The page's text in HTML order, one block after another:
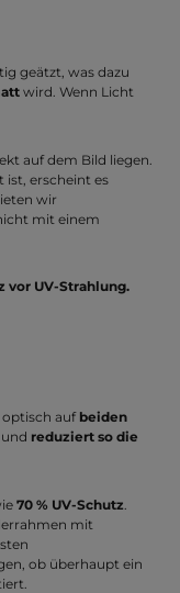
geätzt, was dazu
wird. Wenn Licht
auf dem Bild liegen.
ist, erscheint es
wir
mit einem
vor UV-Strahlung.
optisch aufbeiden
reduziert so die
70 % UV-Schutz
mit
ob überhaupt ein